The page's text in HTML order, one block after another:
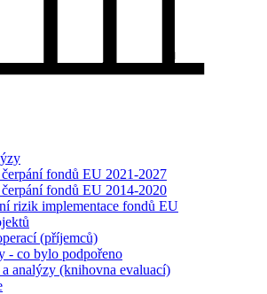
čerpání fondů EU 2021-2027
čerpání fondů EU 2014-2020
rizik implementace fondů EU
(příjemců)
- co bylo podpořeno
analýzy (knihovna evaluací)